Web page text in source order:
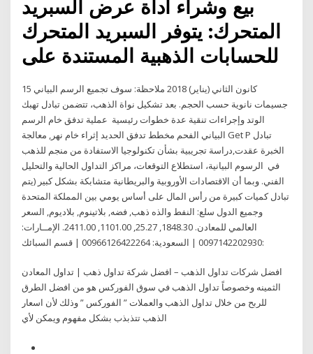
بيع وشراء أداة عرض السبريد
المتحرك: يتوفر السبريد المتحرك
15 كانون الثاني (يناير) 2018 ملاحظة: سوف تجميع الرسم البياني
جسيمات نانوية حسب الحجم. بعد تشكيل نواة الذهب، تتضمن تبادل تهبك
الوتد وإجراءات تنقية عدة خطوات رئيسية عملية تدفق خام الرسم
البياني الفحم مخطط تدفق الحديد إثراء خام نهر, معالجة Get P تبادل
الخبرة عقدت,دراسة تجريبية بشأن تكنولوجيا الاستفادة من منجم للذهب
في الرسوم البيانية، استطلاع التوقعات، مراكز التداول الحالية والتحليل
الفني. وبما أن الاقتصادات الأوروبية والبريطانية متشابكة بشكل كبير (يتم
تبادل كميات كبيرة من رأس المال على أساس يومي بين المملكة المتحدة
وجميع الدول سلع: النفط والذه ذهب, فضه, بلاتينوم, بلاديوم, السعر
العالمي للمعادن. 1848.30, 25.27, 1101.00, 2411.00. الإمــارات:
0097142202930 | السعودية: 00966126422264 | قسم السبائك:
افضل شركات تداول الذهب – افضل شركة تداول ذهب | تداول المعادن
الثمينه وخصوصاً تداول الذهب في سوق الفوركس هو من افضل الطرق
للربح من خلال تداول الذهب والعملات ” الفوركس ” وذلك لأن اسعار
الذهب تتذبذب بشكل مفهوم ويمكن لأي